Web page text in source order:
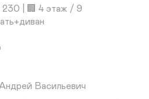
230 | 🏢 4 этаж / 9
Васильевич